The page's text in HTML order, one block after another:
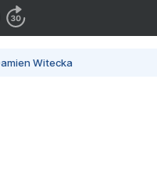
Witecka